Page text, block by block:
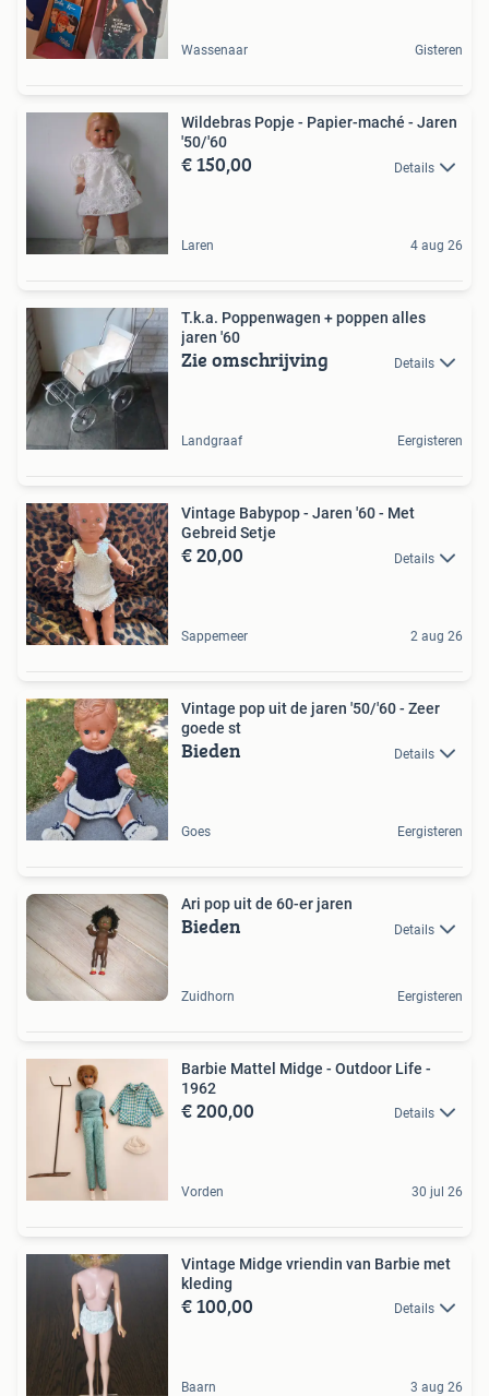
Wassenaar Gisteren
Wildebras Popje - Papier-maché - Jaren
'50/'60
€ 150,00 Details
Laren 4 aug 26
T.k.a. Poppenwagen + poppen alles
jaren '60
Zie omschrijving Details
Landgraaf Eergisteren
Vintage Babypop - Jaren '60 - Met
Gebreid Setje
€ 20,00 Details
Sappemeer 2 aug 26
Vintage pop uit de jaren '50/'60 - Zeer
goede st
Bieden Details
Goes Eergisteren
Ari pop uit de 60-er jaren
Bieden Details
Zuidhorn Eergisteren
Barbie Mattel Midge - Outdoor Life -
1962
€ 200,00 Details
Vorden 30 jul 26
Vintage Midge vriendin van Barbie met
kleding
€ 100,00 Details
Baarn 3 aug 26